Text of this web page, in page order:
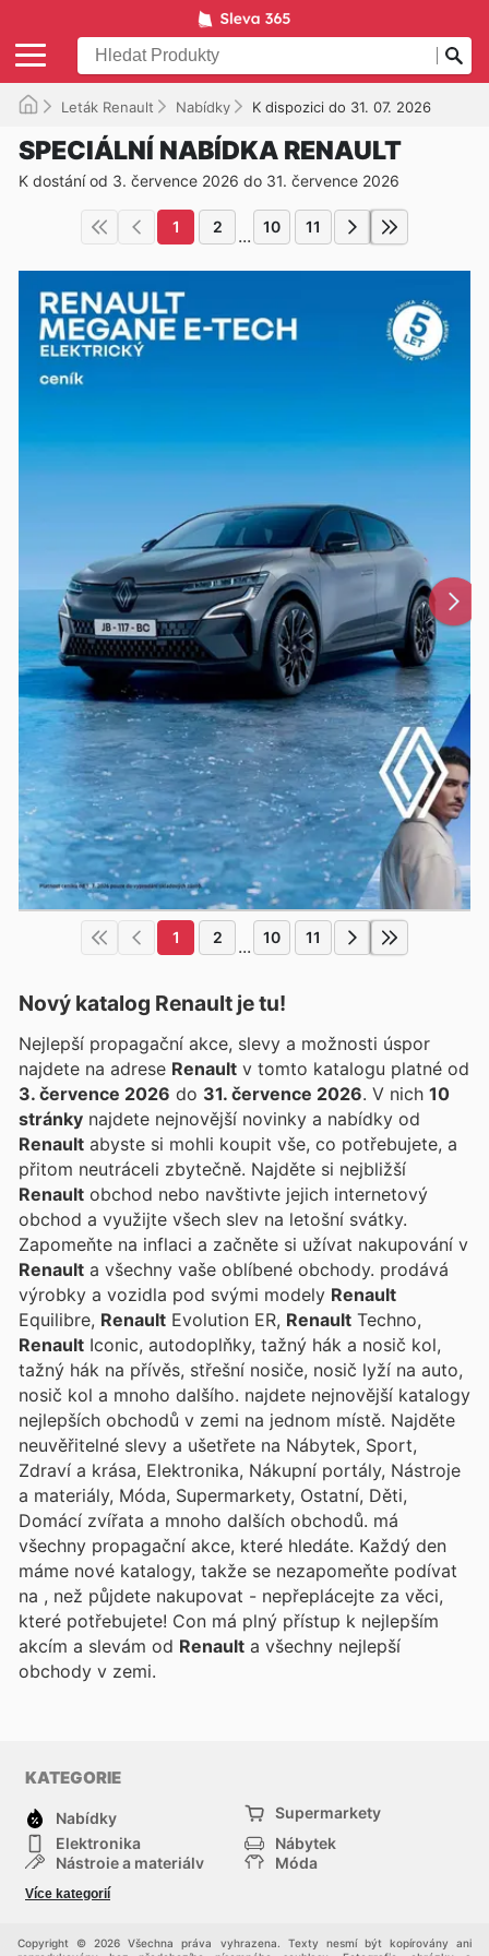
Leták Renault Nabídky K dispozici do 31. 07. 2026
SPECIÁLNÍ NABÍDKA RENAULT
K dostání od 3. července 2026 do 31. července 2026
1 2 ... 10 11
1 2 ... 10 11
Nový katalog Renault je tu!
Nejlepší propagační akce, slevy a možnosti úspor
najdete na adrese Renault v tomto katalogu platné od
3. července 2026 do 31. července 2026 . V nich 10
stránky najdete nejnovější novinky a nabídky od
Renault abyste si mohli koupit vše, co potřebujete, a
přitom neutráceli zbytečně. Najděte si nejbližší
Renault obchod nebo navštivte jejich internetový
obchod a využijte všech slev na letošní svátky.
Zapomeňte na inflaci a začněte si užívat nakupování v
Renault a všechny vaše oblíbené obchody. prodává
výrobky a vozidla pod svými modely Renault
Equilibre, Renault Evolution ER, Renault Techno,
Renault Iconic, autodoplňky, tažný hák a nosič kol,
tažný hák na přívěs, střešní nosiče, nosič lyží na auto,
nosič kol a mnoho dalšího. najdete nejnovější katalogy
nejlepších obchodů v zemi na jednom místě. Najděte
neuvěřitelné slevy a ušetřete na Nábytek, Sport,
Zdraví a krása, Elektronika, Nákupní portály, Nástroje
a materiály, Móda, Supermarkety, Ostatní, Děti,
Domácí zvířata a mnoho dalších obchodů. má
všechny propagační akce, které hledáte. Každý den
máme nové katalogy, takže se nezapomeňte podívat
na , než půjdete nakupovat - nepřeplácejte za věci,
které potřebujete! Con má plný přístup k nejlepším
akcím a slevám od Renault a všechny nejlepší
obchody v zemi.
KATEGORIE
Nabídky
Supermarkety
Elektronika
Nábytek
Nástroje a materiály
Móda
Děti
Více kategorií
Copyright © 2026 Všechna práva vyhrazena. Texty nesmí být kopírovány ani